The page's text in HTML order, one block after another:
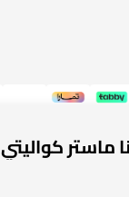
ماستر كواليتي